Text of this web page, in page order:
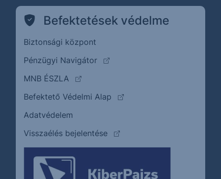
Befektetések védelme
Biztonsági központ
Pénzügyi Navigátor
(külső oldalra ugrik)
MNB ÉSZLA
(külső oldalra ugrik)
Befektető Védelmi Alap
(külső oldalra ugrik)
Adatvédelem
Visszaélés bejelentése
(külső oldalra ugrik)